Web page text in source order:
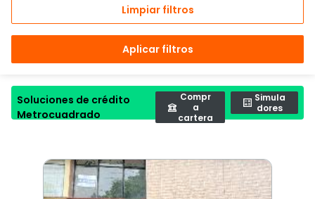
Limpiar filtros
Aplicar filtros
Soluciones de crédito
Metrocuadrado
Compr
a
cartera
Simula
dores